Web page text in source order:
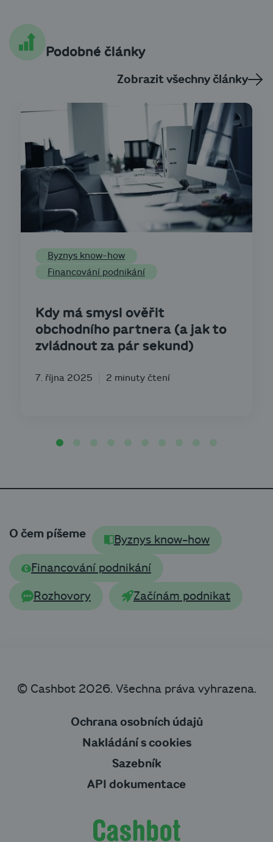
Podobné články
Zobrazit všechny články
Byznys know-how
Financování podnikání
Kdy má smysl ověřit
obchodního partnera (a jak to
zvládnout za pár sekund)
7. října 2025 2 minuty čtení
O čem píšeme Byznys know-how
Financování podnikání
Rozhovory Začínám podnikat
© Cashbot 2026. Všechna práva vyhrazena.
Ochrana osobních údajů
Nakládání s cookies
Sazebník
API dokumentace